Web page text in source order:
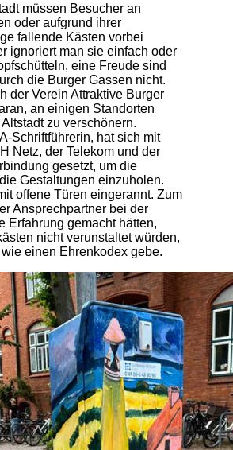
müssen Besucher an
oder aufgrund ihrer
fallende Kästen vorbei
ignoriert man sie einfach oder
eine Freude sind
die Burger Gassen nicht.
der Verein Attraktive Burger
an einigen Standorten
zu verschönern.
Schriftführerin, hat sich mit
Netz, der Telekom und der
gesetzt, um die
Gestaltungen einzuholen.
offene Türen eingerannt. Zum
Ansprechpartner bei der
Erfahrung gemacht hätten,
nicht verunstaltet würden,
einen Ehrenkodex gebe.